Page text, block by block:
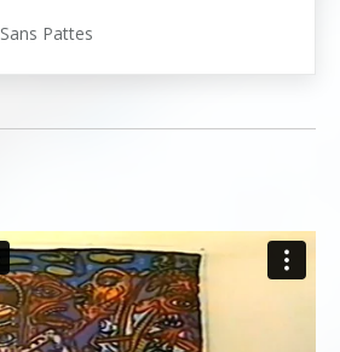
Pattes